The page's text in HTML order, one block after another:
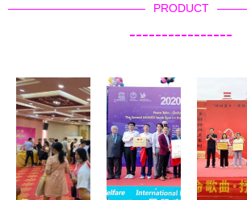
PRODUCT
----------------